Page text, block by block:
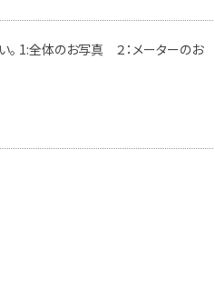
1:全体のお写真 ２：メーターのお